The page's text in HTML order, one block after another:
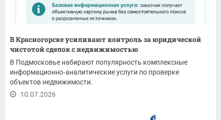
В Красногорске усиливают контроль за юридической
чистотой сделок с недвижимостью
В Подмосковье набирают популярность комплексные
информационно‑аналитические услуги по проверке
объектов недвижимости.
10.07.2026